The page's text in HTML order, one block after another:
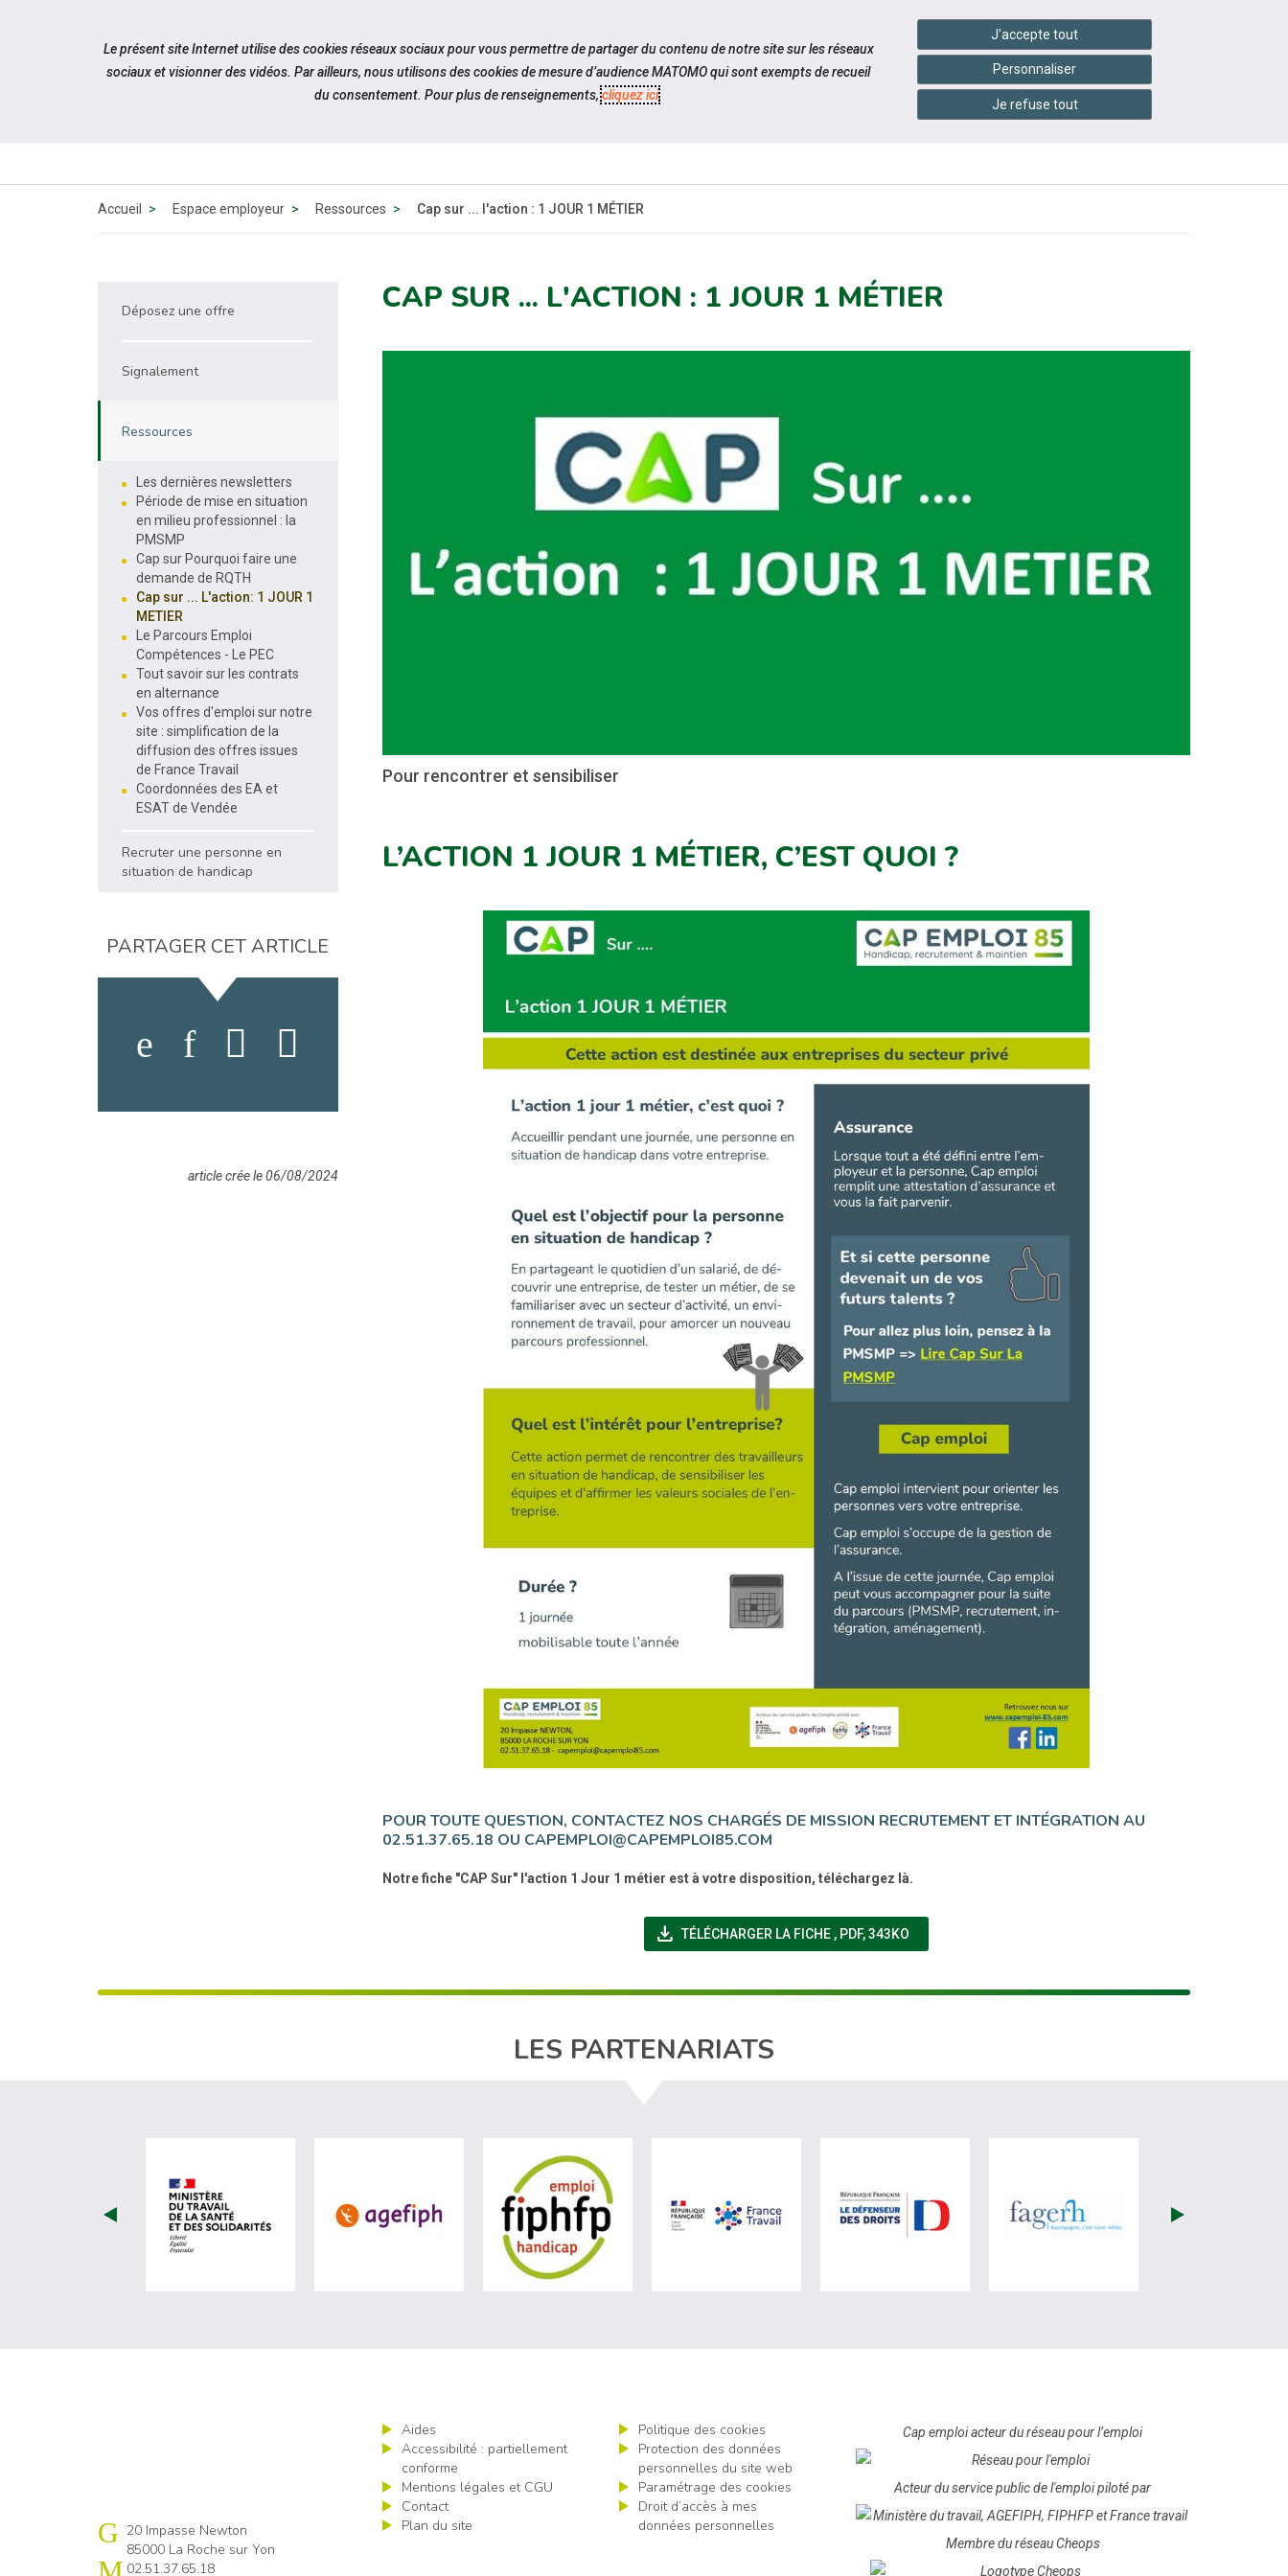
Aller au contenu
Accessibilité handshake Services en ligne
QUI SOMMES-
ESPACE
ÉVÉNEMENTS
PRATIQUES
Accueil Espace employeur Ressources Cap sur ... l'action : 1 JOUR 1 MÉTIER
CAP SUR ... L'ACTION : 1 JOUR 1 MÉTIER
Pour rencontrer et sensibiliser
L’ACTION 1 JOUR 1 MÉTIER, C’EST QUOI ?
POUR TOUTE QUESTION, CONTACTEZ NOS CHARGÉS DE MISSION RECRUTEMENT ET INTÉGRATION AU
02.51.37.65.18 OU CAPEMPLOI@CAPEMPLOI85.COM
Notre fiche "CAP Sur" l'action 1 Jour 1 métier est à votre disposition, téléchargez là.
file_download TÉLÉCHARGER LA FICHE (NOUVELLE FENÊTRE)
, PDF, 343KO
Déposez une offre
Signalement
Ressources
Les dernières newsletters
Période de mise en situation
en milieu professionnel : la
PMSMP
Cap sur Pourquoi faire une
demande de RQTH
Cap sur ... L'action: 1 JOUR 1
METIER
Le Parcours Emploi
Compétences - Le PEC
Tout savoir sur les contrats
en alternance
Vos offres d'emploi sur notre
site : simplification de la
diffusion des offres issues
de France Travail
Coordonnées des EA et
ESAT de Vendée
Recruter une personne en
situation de handicap
PARTAGER CET ARTICLE
article crée le 06/08/2024
LES PARTENARIATS
visiter les site de Ministère du travail (nouvelle fenêtre)
visiter les site de Agefiph (nouvelle fenêtre)visiter les site de Fiphfp (nouvelle fenêtre)visiter les site de France Travail (nouvelle fenêtre)visiter les site de Défenseur des droits (nouvelle fenêtre)
visiter les site de Fagerh
Cap emploi 85
20 Impasse Newton
85000 La Roche sur Yon
02.51.37.65.18
Aides
Accessibilité : partiellement
conforme
Mentions légales et CGU
Contact
Plan du site
Politique des cookies
Protection des données
personnelles du site web
Paramétrage des cookies
Droit d’accès à mes
données personnelles
Cap emploi acteur du réseau pour l’emploi
Acteur du service public de l'emploi piloté par
Membre du réseau Cheops
Le présent site Internet utilise des cookies réseaux sociaux pour vous permettre de partager du contenu de notre site sur les réseaux
sociaux et visionner des vidéos. Par ailleurs, nous utilisons des cookies de mesure d’audience MATOMO qui sont exempts de recueil
du consentement. Pour plus de renseignements,cliquez ici.
J'accepte tout
Personnaliser
Je refuse tout